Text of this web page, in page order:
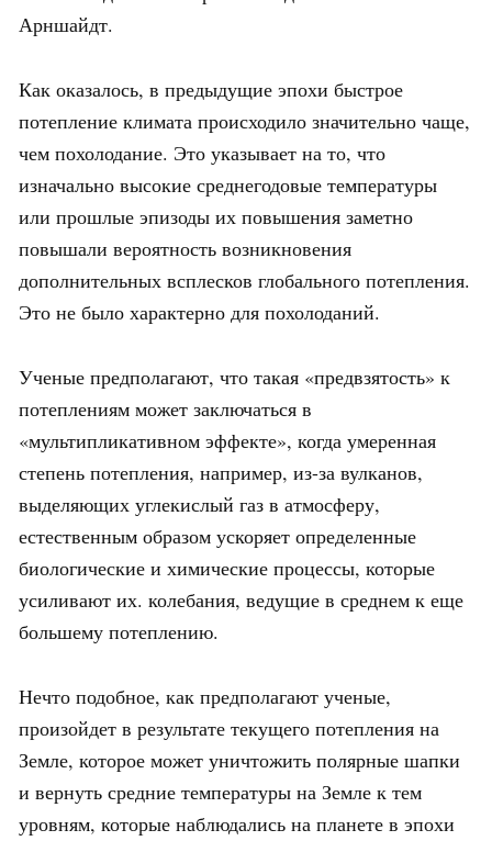
Арншайдт.
Как оказалось, в предыдущие эпохи быстрое
потепление климата происходило значительно чаще,
чем похолодание. Это указывает на то, что
изначально высокие среднегодовые температуры
или прошлые эпизоды их повышения заметно
повышали вероятность возникновения
дополнительных всплесков глобального потепления.
Это не было характерно для похолоданий.
Ученые предполагают, что такая «предвзятость» к
потеплениям может заключаться в
«мультипликативном эффекте», когда умеренная
степень потепления, например, из-за вулканов,
выделяющих углекислый газ в атмосферу,
естественным образом ускоряет определенные
биологические и химические процессы, которые
усиливают их. колебания, ведущие в среднем к еще
большему потеплению.
Нечто подобное, как предполагают ученые,
произойдет в результате текущего потепления на
Земле, которое может уничтожить полярные шапки
и вернуть средние температуры на Земле к тем
уровням, которые наблюдались на планете в эпохи